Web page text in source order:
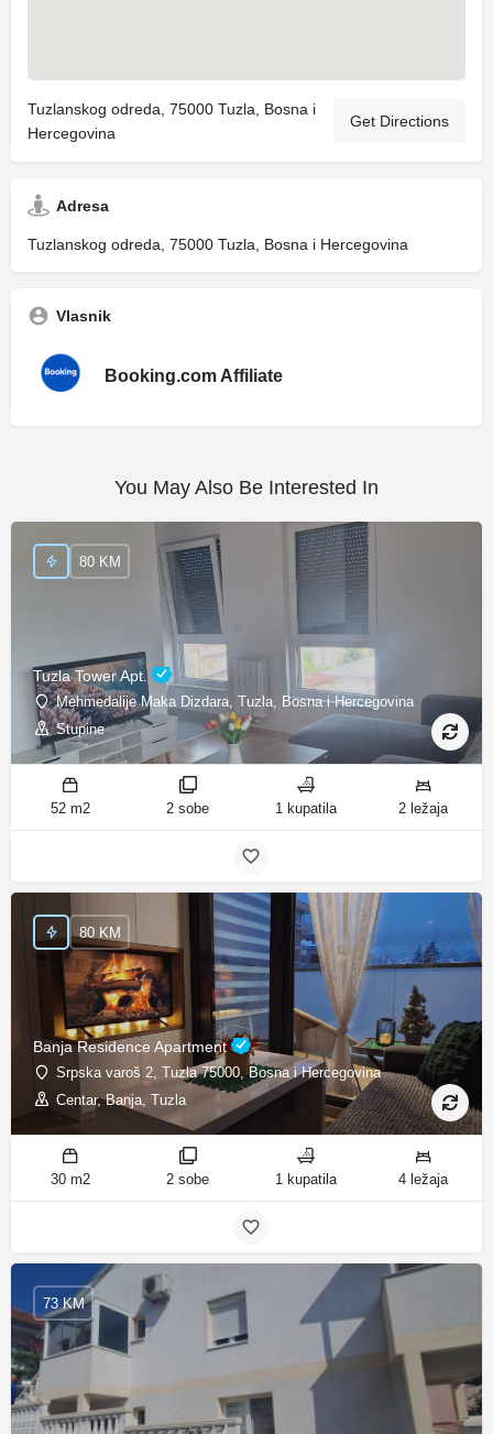
Tuzlanskog odreda, 75000 Tuzla, Bosna i
Hercegovina
Get Directions
Adresa
Tuzlanskog odreda, 75000 Tuzla, Bosna i Hercegovina
Vlasnik
Booking.com Affiliate
You May Also Be Interested In
Tuzla Tower Apt.
Mehmedalije Maka Dizdara, Tuzla, Bosna i Hercegovina
Stupine
80 KM
52 m2 2 sobe 1 kupatila 2 ležaja
Banja Residence Apartment
Srpska varoš 2, Tuzla 75000, Bosna i Hercegovina
Centar, Banja, Tuzla
80 KM
30 m2 2 sobe 1 kupatila 4 ležaja
73 KM